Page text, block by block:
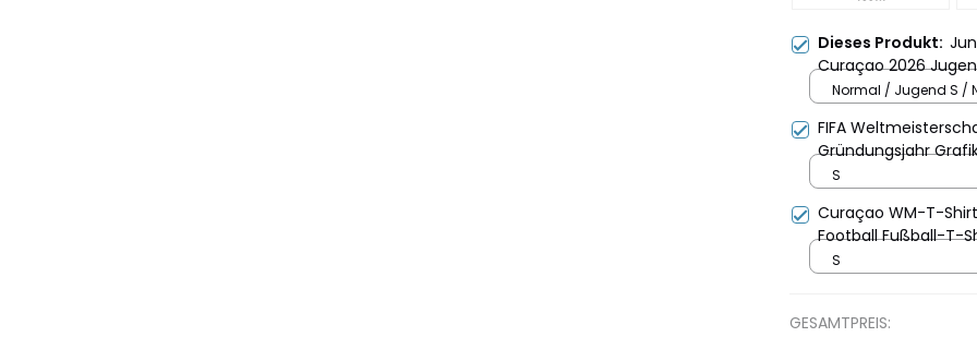
Dieses Produkt:
Curaçao 2026
Vollflächig Bedruckt
Normal / Jugend S /
FIFA
Gründungsjahr
S
Curaçao WM-T-
Football Fußball-T-
S
GESAMTPREIS: